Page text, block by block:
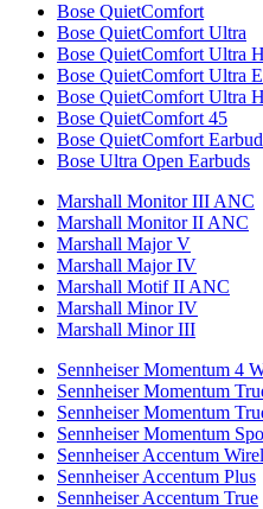
Bose QuietComfort
Bose QuietComfort Ultra
Bose QuietComfort Ultra
Bose QuietComfort Ultra
Bose QuietComfort Ultra
Bose QuietComfort 45
Bose QuietComfort
Bose Ultra Open Earbuds
Marshall Monitor III ANC
Marshall Monitor II ANC
Marshall Major V
Marshall Major IV
Marshall Motif II ANC
Marshall Minor IV
Marshall Minor III
Sennheiser Momentum 4
Sennheiser Momentum
Sennheiser Momentum
Sennheiser Momentum
Sennheiser Accentum
Sennheiser Accentum Plus
Sennheiser Accentum True